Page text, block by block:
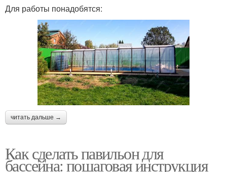
Для работы понадобятся:
читать дальше →
Как сделать павильон для
бассейна: пошаговая инструкция